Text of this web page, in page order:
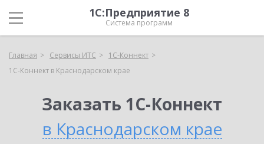
1С:Предприятие 8
Система программ
Главная Сервисы ИТС
1С-Коннект
1С-Коннект в Краснодарском крае
Заказать 1С-Коннект
в Краснодарском крае